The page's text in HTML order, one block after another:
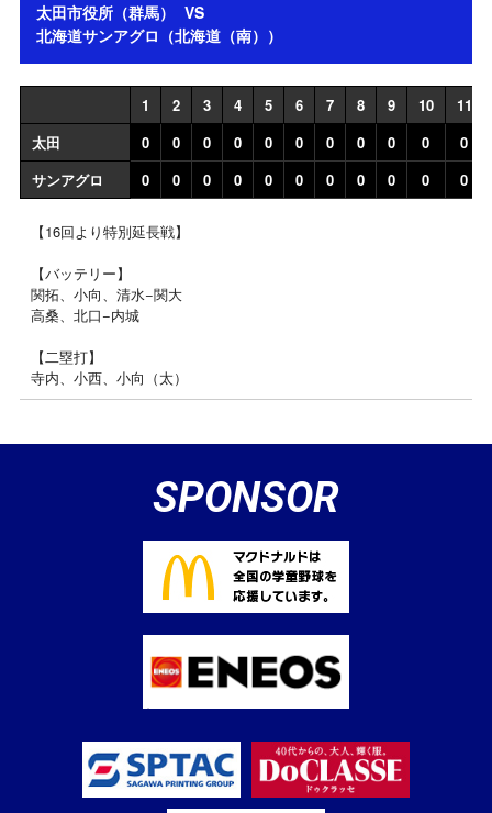
太田市役所（群馬）
VS
北海道サンアグロ（北海道（南））
1 2 3 4 5 6 7 8 9 10
11
太田
0 0 0 0 0 0 0 0 0 0
0
サンアグロ
0 0 0 0 0 0 0 0 0 0 0
【16回より特別延長戦】
【バッテリー】
関拓、小向、清水−関大
高桑、北口−内城
【二塁打】
寺内、小西、小向（太）
SPONSOR